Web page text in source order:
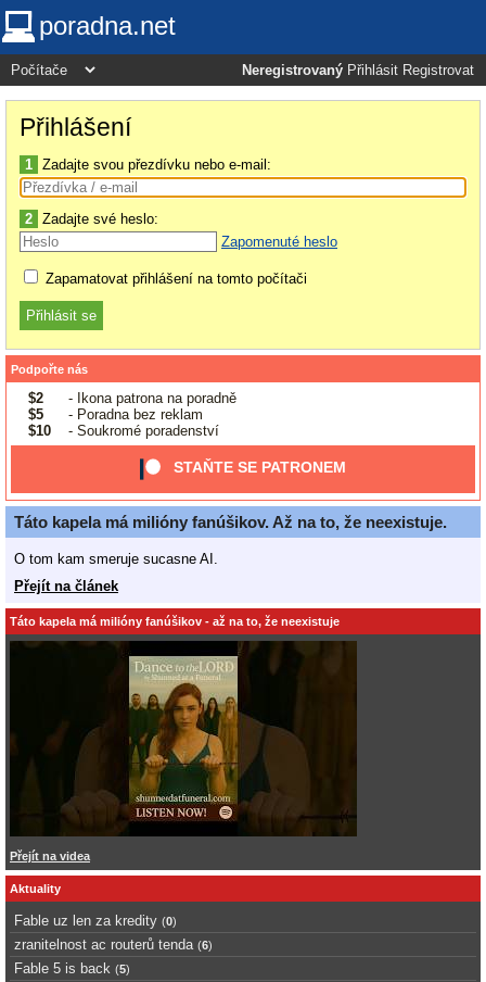
poradna.net
Neregistrovaný Přihlásit Registrovat
Přihlášení
1 Zadajte svou přezdívku nebo e-mail:
2 Zadajte své heslo:
Zapomenuté heslo
Zapamatovat přihlášení na tomto počítači
Podpořte nás
$2
- Ikona patrona na poradně
$5
- Poradna bez reklam
$10
- Soukromé poradenství
STAŇTE SE PATRONEM
Táto kapela má milióny fanúšikov. Až na to, že neexistuje.
O tom kam smeruje sucasne AI.
Přejít na článek
Táto kapela má milióny fanúšikov - až na to, že neexistuje
Přejít na videa
Aktuality
Fable uz len za kredity (0)
zranitelnost ac routerů tenda (6)
Fable 5 is back (5)